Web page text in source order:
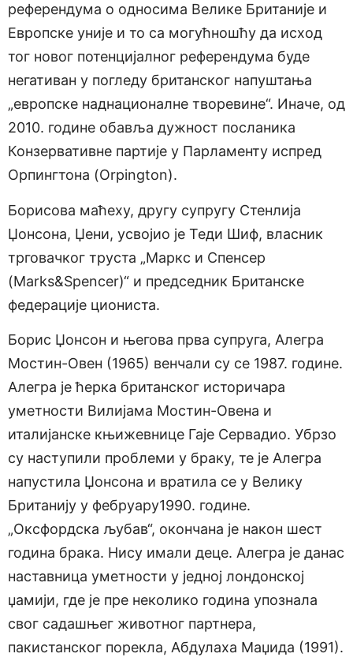
референдума о односима Велике Британије и
Европске уније и то са могућношћу да исход
тог новог потенцијалног референдума буде
негативан у погледу британског напуштања
„европске наднационалне творевине“. Иначе, од
2010. године обавља дужност посланика
Конзервативне партије у Парламенту испред
Орпингтона (Orpington).
Борисова маћеху, другу супругу Стенлија
Џонсона, Џени, усвојио је Теди Шиф, власник
трговачког труста „Маркс и Спенсер
(Marks&Spencer)“ и председник Британске
федерације циониста.
Борис Џонсон и његова прва супруга, Алегра
Мостин-Овен (1965) венчали су се 1987. године.
Алегра је ћерка британског историчара
уметности Вилијама Мостин-Овена и
италијанске књижевнице Гаје Сервадио. Убрзо
су наступили проблеми у браку, те је Алегра
напустила Џонсона и вратила се у Велику
Британију у фебруару1990. године.
„Оксфордска љубав“, окончана је након шест
година брака. Нису имали деце. Алегра је данас
наставница уметности у једној лондонској
џамији, где је пре неколико година упознала
свог садашњег животног партнера,
пакистанског порекла, Абдулаха Маџида (1991).